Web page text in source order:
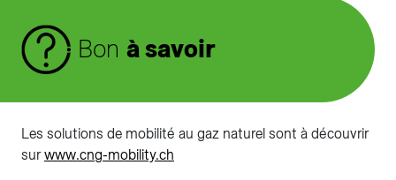
Bon à savoir
Les solutions de mobilité au gaz naturel sont à découvrir
surwww.cng-mobility.ch